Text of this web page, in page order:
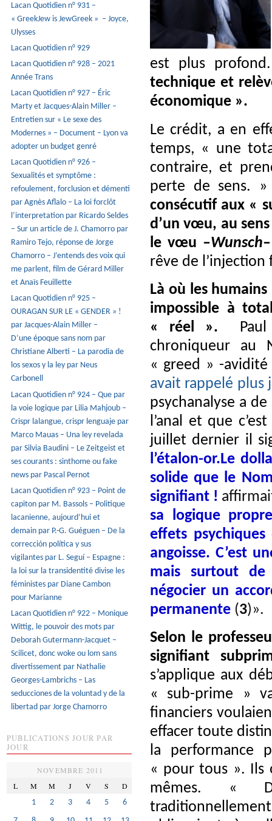
est plus
technique et
économique ».
Le crédit, a en
temps, « une
contraire, et
perte de sens.
consécutif aux «
d’un vœu, au
le vœu –Wunsch
rêve de l’injection
Là où les
impossible à
« réel ». Paul
chroniqueur au
« greed » -
avait rappelé plus
psychanalyse a
l’anal et que
juillet dernier il
l’étalon-or.Le
solide que le
signifiant !
sa logique
effets
angoisse. C’est
mais surtout de
négocier un
permanente (3)».
Selon le
signifiant
s’applique aux
« sub-prime »
financiers
effacer toute
la performance
« pour tous ». Ils
mêmes. «
Lacan Quotidien n° 931 –
« GreekJew is JewGreek » – Joyce,
Ulysses
Lacan Quotidien n° 929
Lacan Quotidien n° 928 – 2021
Année Trans
Lacan Quotidien n° 927 – Éric
Marty et Jacques-Alain Miller –
Entretien sur « Le sexe des
Modernes » – Document – Lyon va
adopter un budget genré
Lacan Quotidien n° 926 –
Sexualités et symptôme :
refoulement, forclusion et démenti
par Agnès Aflalo – La loi forclôt
l’interpretation par Ricardo Seldes
– Sur un article de J. Chamorro par
Ramiro Tejo, réponse de Jorge
Chamorro – J’entends des voix qui
me parlent, film de Gérard Miller
et Anaïs Feuillette
Lacan Quotidien n° 925 –
OURAGAN SUR LE « GENDER » !
par Jacques-Alain Miller –
D’une époque sans nom par
Christiane Alberti – La parodia de
los sexos y la ley par Neus
Carbonell
Lacan Quotidien n° 924 – Que par
la voie logique par Lilia Mahjoub –
Crispr lalangue, crispr lenguaje par
Marco Mauas – Una ley revelada
par Silvia Baudini – Le Zeitgeist et
ses courants : sinthome ou fake
news par Pascal Pernot
Lacan Quotidien n° 923 – Point de
capiton par M. Bassols – Politique
lacanienne, aujourd’hui et
demain par P.-G. Guéguen – De la
corrección política y sus
vigilantes par L. Seguí – Espagne :
la loi sur la transidentité divise les
féministes par Diane Cambon
pour Marianne
Lacan Quotidien n° 922 – Monique
Wittig, le pouvoir des mots par
Deborah Gutermann-Jacquet –
Scilicet, donc woke ou lom sans
divertissement par Nathalie
Georges-Lambrichs – Las
seducciones de la voluntad y de la
libertad par Jorge Chamorro
PUBLICATIONS JOUR PAR
JOUR
NOVEMBRE 2011
L
M M J V S D
1 2 3 4 5
6